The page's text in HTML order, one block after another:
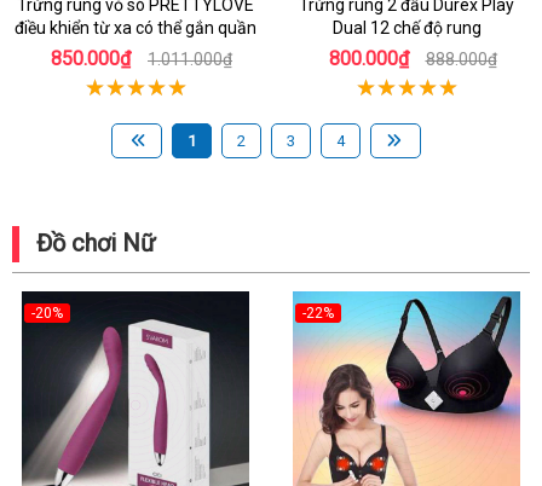
Trứng rung vỏ sò PRETTYLOVE
điều khiển từ xa có thể gắn quần
850.000₫ 1.011.000₫
Trứng rung 2 đầu Durex Play
Dual 12 chế độ rung
800.000₫ 888.000₫
1 2 3 4
Đồ chơi Nữ
-20% -22%